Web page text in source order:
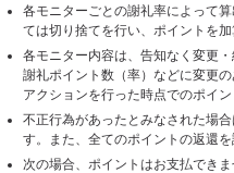
各モニターごとの謝礼率によって
ては切り捨てを行い、ポイントを加
各モニター内容は、告知なく変更・
謝礼ポイント数（率）などに変更
アクションを行った時点でのポイ
不正行為があったとみなされた場
す。また、全てのポイントの返還を
次の場合、ポイントはお支払でき